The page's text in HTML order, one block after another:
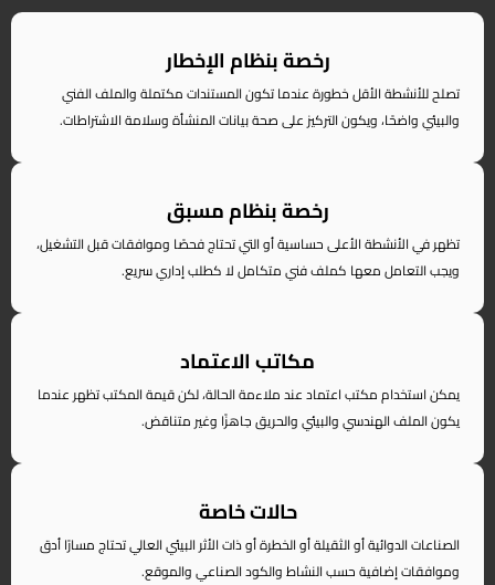
رخصة بنظام الإخطار
تصلح للأنشطة الأقل خطورة عندما تكون المستندات مكتملة والملف الفني
والبيئي واضحًا، ويكون التركيز على صحة بيانات المنشأة وسلامة الاشتراطات.
رخصة بنظام مسبق
تظهر في الأنشطة الأعلى حساسية أو التي تحتاج فحصًا وموافقات قبل التشغيل،
ويجب التعامل معها كملف فني متكامل لا كطلب إداري سريع.
مكاتب الاعتماد
يمكن استخدام مكتب اعتماد عند ملاءمة الحالة، لكن قيمة المكتب تظهر عندما
يكون الملف الهندسي والبيئي والحريق جاهزًا وغير متناقض.
حالات خاصة
الصناعات الدوائية أو الثقيلة أو الخطرة أو ذات الأثر البيئي العالي تحتاج مسارًا أدق
وموافقات إضافية حسب النشاط والكود الصناعي والموقع.